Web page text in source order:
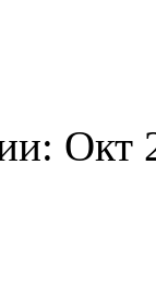
Окт